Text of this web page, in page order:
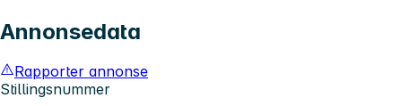
Annonsedata
Rapporter annonse
Stillingsnummer